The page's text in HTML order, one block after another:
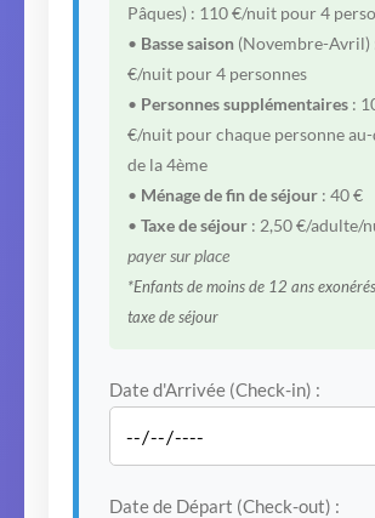
Pâques) : 110 €/nuit pour 4
• Basse saison (Novembre-Avril)
€/nuit pour 4 personnes
• Personnes supplémentaires :
€/nuit pour chaque personne
de la 4ème
• Ménage de fin de séjour : 40 €
• Taxe de séjour : 2,50 €/adulte/
payer sur place
*Enfants de moins de 12 ans
taxe de séjour
Date d'Arrivée (Check-in) :
Date de Départ (Check-out) :